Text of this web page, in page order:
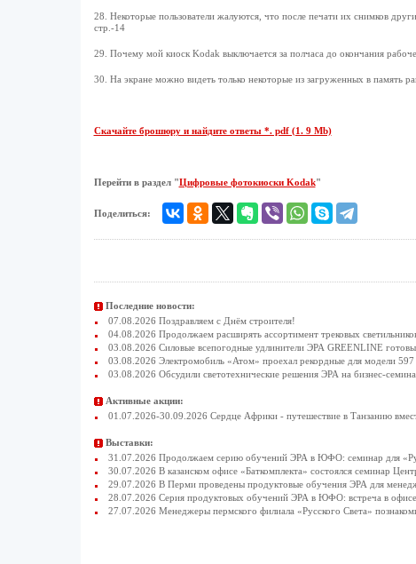
28. Некоторые пользователи жалуются, что после печати их снимков
стр.-14
29. Почему мой киоск Kodak выключается за полчаса до окончания
30. На экране можно видеть только некоторые из загруженных в память
Скачайте брошюру и найдите ответы *. pdf (1. 9 Mb)
Перейти в раздел "Цифровые фотокиоски Kodak"
Поделиться:
Последние новости:
07.08.2026 Поздравляем с Днём строителя!
04.08.2026 Продолжаем расширять ассортимент трековых
03.08.2026 Силовые всепогодные удлинители ЭРА GREENLINE
03.08.2026 Электромобиль «Атом» проехал рекордные для модели
03.08.2026 Обсудили светотехнические решения ЭРА на бизнес-
Активные акции:
01.07.2026-30.09.2026 Сердце Африки - путешествие в Танзанию
Выставки:
31.07.2026 Продолжаем серию обучений ЭРА в ЮФО: семинар для
30.07.2026 В казанском офисе «Баткомплекта» состоялся семинар
29.07.2026 В Перми проведены продуктовые обучения ЭРА для
28.07.2026 Серия продуктовых обучений ЭРА в ЮФО: встреча в
27.07.2026 Менеджеры пермского филиала «Русского Света»